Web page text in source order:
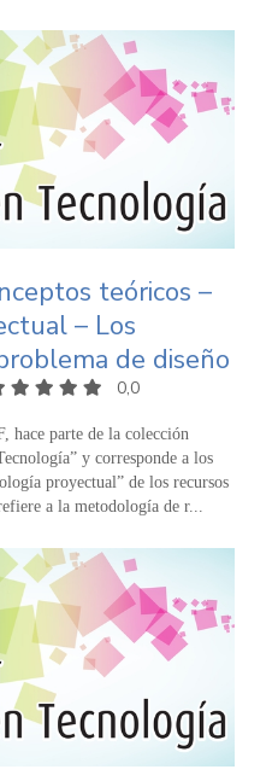
teóricos –
– Los
de diseño
0,0
hace parte de la colección
y corresponde a los
proyectual” de los recursos
a la metodología de r...